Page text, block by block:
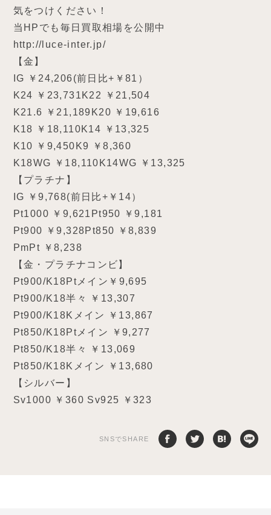
気をつけください！
当HPでも毎日買取相場を公開中
http://luce-inter.jp/
【金】
IG ￥24,206(前日比+￥81）
K24 ￥23,731K22 ￥21,504
K21.6 ￥21,189K20 ￥19,616
K18 ￥18,110K14 ￥13,325
K10 ￥9,450K9 ￥8,360
K18WG ￥18,110K14WG ￥13,325
【プラチナ】
IG ￥9,768(前日比+￥14）
Pt1000 ￥9,621Pt950 ￥9,181
Pt900 ￥9,328Pt850 ￥8,839
PmPt ￥8,238
【金・プラチナコンビ】
Pt900/K18Ptメイン￥9,695
Pt900/K18半々 ￥13,307
Pt900/K18Kメイン ￥13,867
Pt850/K18Ptメイン ￥9,277
Pt850/K18半々 ￥13,069
Pt850/K18Kメイン ￥13,680
【シルバー】
Sv1000 ￥360 Sv925 ￥323
SNSでSHARE